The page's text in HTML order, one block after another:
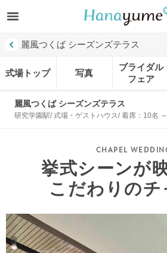
麗風つくば シーズンズテラス
式場トップ 写真
ブライダル
フェア
麗風つくば シーズンズテラス
研究学園駅/ 式場・ゲストハウス/ 着席：10名
挙式シーンが
こだわりのチ